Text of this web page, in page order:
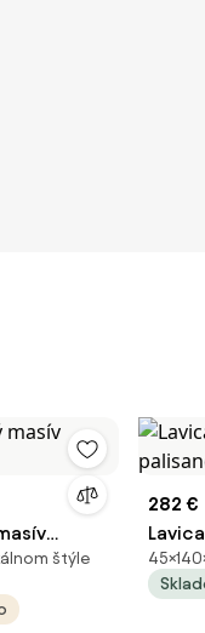
štýle
282 €